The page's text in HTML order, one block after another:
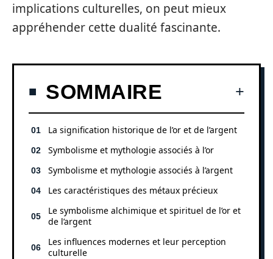
implications culturelles, on peut mieux
appréhender cette dualité fascinante.
SOMMAIRE
La signification historique de l’or et de l’argent
Symbolisme et mythologie associés à l’or
Symbolisme et mythologie associés à l’argent
Les caractéristiques des métaux précieux
Le symbolisme alchimique et spirituel de l’or et
de l’argent
Les influences modernes et leur perception
culturelle